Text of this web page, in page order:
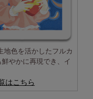
地色を活かしたフルカ
やかに再現でき、イ
はこちら